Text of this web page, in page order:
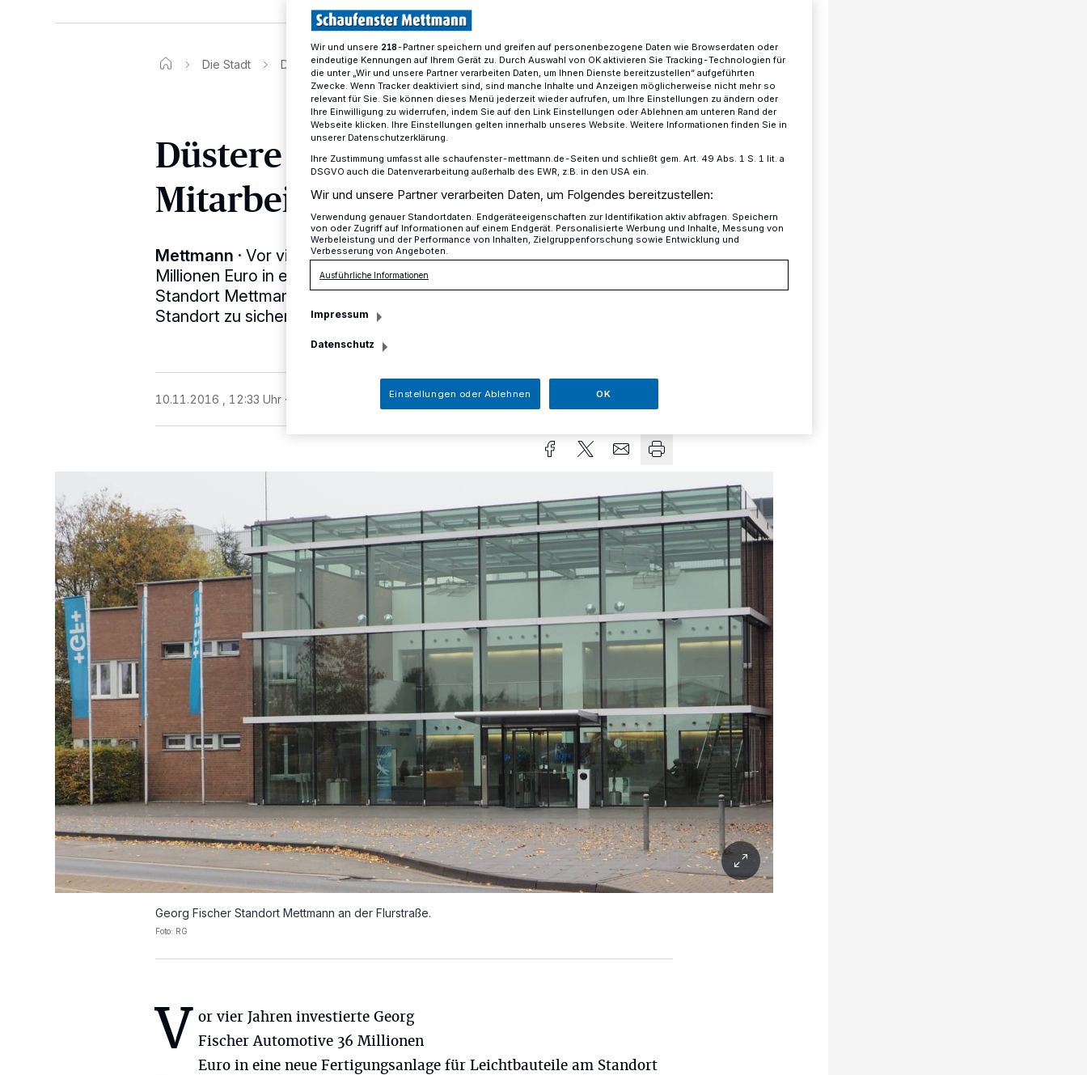
Die Stadt Düstere Aussichten für GF-Mitarbeiter?
Düstere Aussichten für GF-
Mitarbeiter?
Mettmann · Vor vier Jahren investierte Georg Fischer Automotive 36
Millionen Euro in eine neue Fertigungsanlage für Leichtbauteile am
Standort Mettmann. Reichte diese Investition nicht aus, um den
Standort zu sichern?
10.11.2016 , 12:33 Uhr 3 Minuten Lesezeit
Georg Fischer Standort Mettmann an der Flurstraße.
Foto: RG
V or vier Jahren investierte Georg
Fischer Automotive 36 Millionen
Euro in eine neue Fertigungsanlage für Leichtbauteile am Standort
Wir und unsere 218-Partner speichern und greifen auf personenbezogene Daten wie Browserdaten oder
eindeutige Kennungen auf Ihrem Gerät zu. Durch Auswahl von OK aktivieren Sie Tracking-Technologien für
die unter „Wir und unsere Partner verarbeiten Daten, um Ihnen Dienste bereitzustellen“ aufgeführten
Zwecke. Wenn Tracker deaktiviert sind, sind manche Inhalte und Anzeigen möglicherweise nicht mehr so
relevant für Sie. Sie können dieses Menü jederzeit wieder aufrufen, um Ihre Einstellungen zu ändern oder
Ihre Einwilligung zu widerrufen, indem Sie auf den Link Einstellungen oder Ablehnen am unteren Rand der
Webseite klicken. Ihre Einstellungen gelten innerhalb unseres Website. Weitere Informationen finden Sie in
unserer Datenschutzerklärung.
Ihre Zustimmung umfasst alle schaufenster-mettmann.de-Seiten und schließt gem. Art. 49 Abs. 1 S. 1 lit. a
DSGVO auch die Datenverarbeitung außerhalb des EWR, z.B. in den USA ein.
Wir und unsere Partner verarbeiten Daten, um Folgendes bereitzustellen:
Verwendung genauer Standortdaten. Endgeräteeigenschaften zur Identifikation aktiv abfragen. Speichern
von oder Zugriff auf Informationen auf einem Endgerät. Personalisierte Werbung und Inhalte, Messung von
Werbeleistung und der Performance von Inhalten, Zielgruppenforschung sowie Entwicklung und
Verbesserung von Angeboten.
Ausführliche Informationen
Impressum
Datenschutz
Einstellungen oder Ablehnen OK